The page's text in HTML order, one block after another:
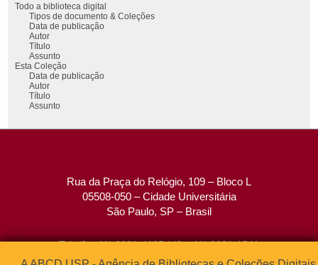
Todo a biblioteca digital
Tipos de documento & Coleções
Data de publicação
Autor
Título
Assunto
Esta Coleção
Data de publicação
Autor
Título
Assunto
Rua da Praça do Relógio, 109 – Bloco L
05508-050 – Cidade Universitária
São Paulo, SP – Brasil
Tel: (0xx11) 3091-4195 / (0xx11) 3091-1541
Fax: (0xx11) 3091-1567